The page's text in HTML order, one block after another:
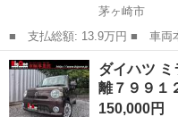
茅ヶ崎市
■ 支払総額: 13.9万円 ■ 車両本体価格： 120,000 円 ■ メーカー
名： ダイハツ ■ 車種名：
ル ■ 排気量： 660cc ■ ドア
神奈川 茅ヶ崎市
ダイハツ
離７９９
150,000円